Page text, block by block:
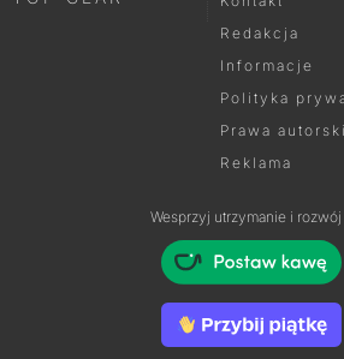
Redakcja
Informacje
Polityka
Prawa
Reklama
Wesprzyj utrzymanie i rozwój